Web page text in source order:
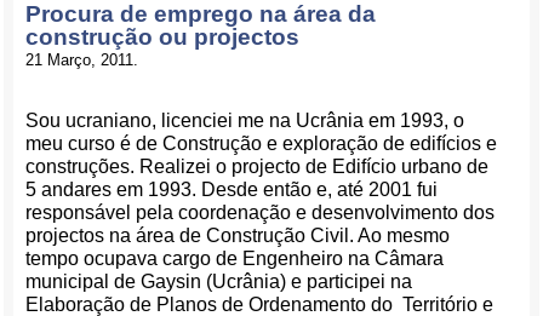
Procura de emprego na área da
construção ou projectos
21 Março, 2011.
Sou ucraniano, licenciei me na Ucrânia em 1993, o
meu curso é de Construção e exploração de edifícios e
construções. Realizei o projecto de Edifício urbano de
5 andares em 1993. Desde então e, até 2001 fui
responsável pela coordenação e desenvolvimento dos
projectos na área de Construção Civil. Ao mesmo
tempo ocupava cargo de Engenheiro na Câmara
municipal de Gaysin (Ucrânia) e participei na
Elaboração de Planos de Ordenamento do Território e